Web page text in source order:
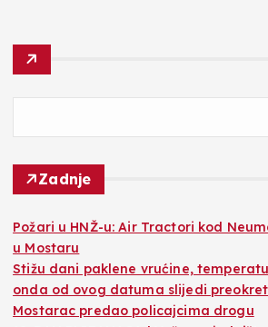
Zadnje
Požari u HNŽ-u: Air Tractori kod
u Mostaru
Stižu dani paklene vrućine,
onda od ovog datuma slijedi preokret
Mostarac predao policajcima drogu